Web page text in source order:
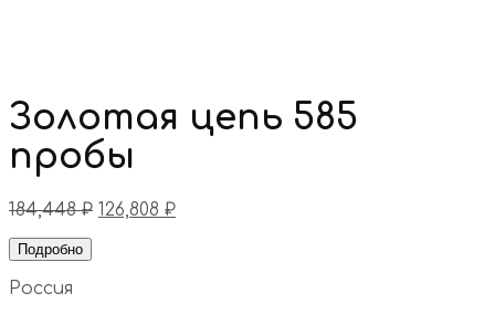
Золотая цепь 585
пробы
184,448₽ 126,808 ₽
Подробно
Россия